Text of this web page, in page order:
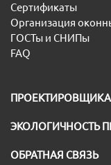
Сертификаты
Организация
ГОСТы и СНИПы
FAQ
ЭКОЛОГИЧНОСТЬ
ОБРАТНАЯ СВЯЗЬ